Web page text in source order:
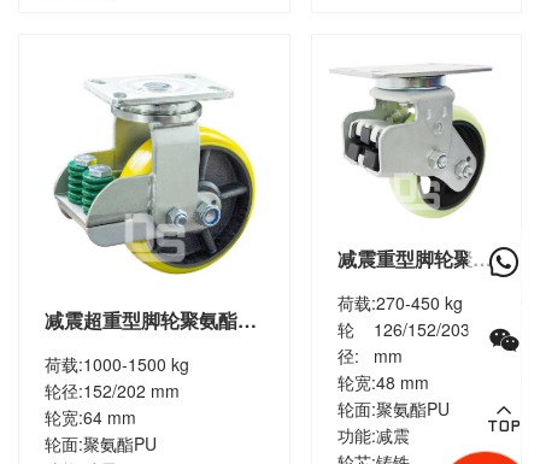
减震超重型脚轮聚氨酯轮
万向脚轮（DS91系列）
荷载:1000-1500 kg
轮径:152/202 mm
轮宽:64 mm
轮面:聚氨酯PU
减震重型脚轮聚氨
酯轮万向脚轮
（DS98系列）
荷载:270-450 kg
轮
径:
126/152/203
mm
轮宽:48 mm
轮面:聚氨酯PU
功能:减震